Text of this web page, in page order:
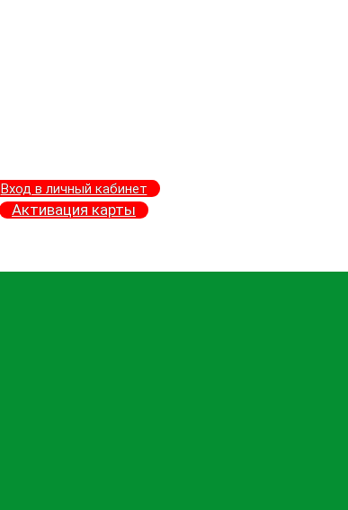
Вход в личный кабинет
Активация карты